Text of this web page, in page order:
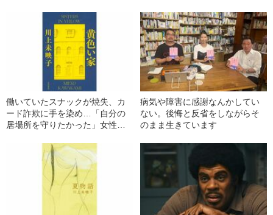
働いていたスナックが焼失、カ
ード詐欺に手を染め…「自分の
居場所を守りたかった」女性
病気や障害に感謝なんかしてい
ない。後悔と反省をしながらそ
のまま生きています